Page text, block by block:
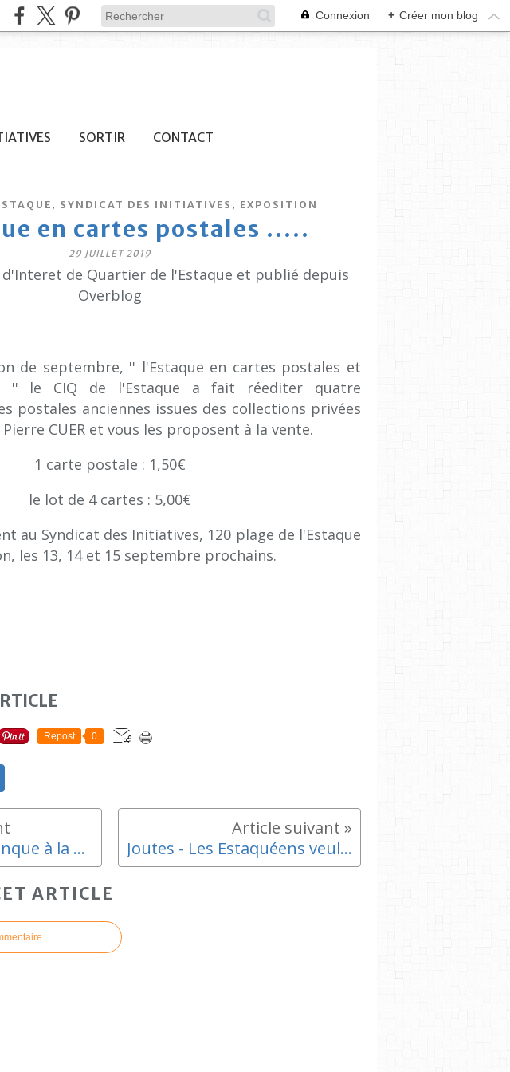
Connexion + Créer mon blog
SORTIR CONTACT
, SYNDICAT DES INITIATIVES , EXPOSITION
en cartes postales .....
29 JUILLET 2019
d'Interet de Quartier de l'Estaque et publié depuis
Overblog
de septembre, '' l'Estaque en cartes postales et
'' le CIQ de l'Estaque a fait réediter quatre
postales anciennes issues des collections privées
Pierre CUER et vous les proposent à la vente.
1 carte postale : 1,50€
le lot de 4 cartes : 5,00€
au Syndicat des Initiatives, 120 plage de l'Estaque
les 13, 14 et 15 septembre prochains.
Repost 0
Concours de Pétanque à la Panetière Joutes - Les Estaquéens veulent rester dans le coup
ARTICLE